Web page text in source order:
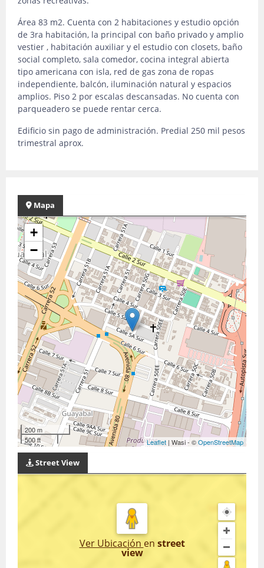
Área 83 m2. Cuenta con 2 habitaciones y estudio opción
de 3ra habitación, la principal con baño privado y amplio
vestier , habitación auxiliar y el estudio con closets, baño
social completo, sala comedor, cocina integral abierta
tipo americana con isla, red de gas zona de ropas
independiente, balcón, iluminación natural y espacios
amplios. Piso 2 por escalas descansadas. No cuenta con
parqueadero se puede rentar cerca.
Edificio sin pago de administración. Predial 250 mil pesos
trimestral aprox.
Mapa
+
−
200 m
500 ft
Leaflet | Wasi - ©OpenStreetMap
Street View
Ver Ubicación en street
view